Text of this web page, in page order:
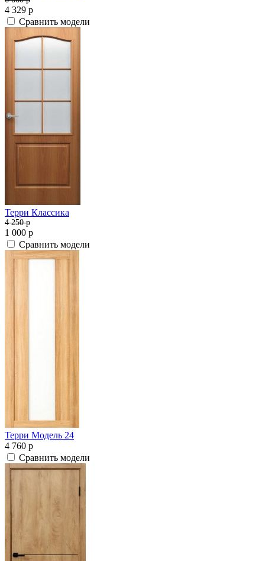
4 329 p
Сравнить модели
Терри Классика
4 250p
1 000 p
Сравнить модели
Терри Модель 24
4 760 p
Сравнить модели